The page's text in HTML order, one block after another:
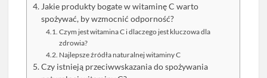
Jakie produkty bogate w witaminę C warto
spożywać, by wzmocnić odporność?
Czym jest witamina C i dlaczego jest kluczowa dla
zdrowia?
Najlepsze źródła naturalnej witaminy C
Czy istnieją przeciwwskazania do spożywania